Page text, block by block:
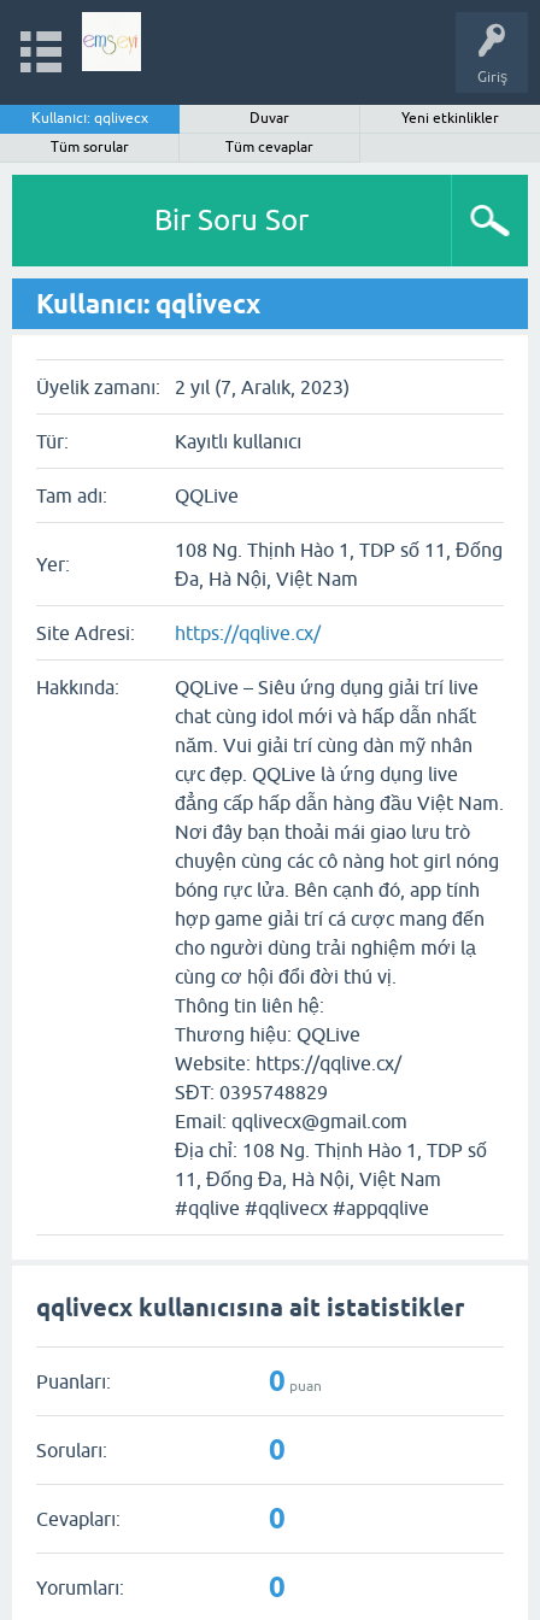
Giriş
Kullanıcı: qqlivecx Duvar
Yeni etkinlikler
Tüm sorular
Tüm cevaplar
Bir Soru Sor
Kullanıcı: qqlivecx
Üyelik zamanı: 2 yıl (7, Aralık, 2023)
Tür: Kayıtlı kullanıcı
Tam adı: QQLive
Yer:
108 Ng. Thịnh Hào 1, TDP số 11, Đống
Đa, Hà Nội, Việt Nam
Site Adresi: https://qqlive.cx/
Hakkında:
QQLive – Siêu ứng dụng giải trí live
chat cùng idol mới và hấp dẫn nhất
năm. Vui giải trí cùng dàn mỹ nhân
cực đẹp. QQLive là ứng dụng live
đẳng cấp hấp dẫn hàng đầu Việt Nam.
Nơi đây bạn thoải mái giao lưu trò
chuyện cùng các cô nàng hot girl nóng
bóng rực lửa. Bên cạnh đó, app tính
hợp game giải trí cá cược mang đến
cho người dùng trải nghiệm mới lạ
cùng cơ hội đổi đời thú vị.
Thông tin liên hệ:
Thương hiệu: QQLive
Website: https://qqlive.cx/
SĐT: 0395748829
Email: qqlivecx@gmail.com
Địa chỉ: 108 Ng. Thịnh Hào 1, TDP số
11, Đống Đa, Hà Nội, Việt Nam
#qqlive #qqlivecx #appqqlive
qqlivecx kullanıcısına ait istatistikler
Puanları: 0 puan
Soruları: 0
Cevapları: 0
Yorumları: 0